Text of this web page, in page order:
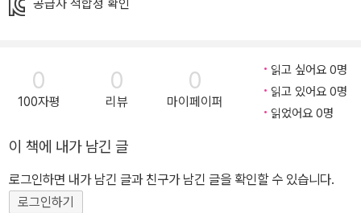
우정이 무엇인지 보여 줍니다. 군더더기 없이 담백한 글과 일러스트
로 책장을 덮은 뒤에도 깊은 여운을 남깁니다. 꽃집 할머니는 소원을
들어준다는 보물 항아리를 찾아 여행을 떠납니다. 친구를 만들어 달
라고 소원을 빌 생각이었지요. 여행을 도와줄 로봇도 만들어 함께합
니다. 둘은 험난한 모험을 거치며 소중한 추억을 공유합니다. 하지만
시간이 흘러 로봇은 홀로 남습니다. 로봇은 할머니 대신 보물 항아리
를 찾을 수 있을까요? 할머니의 마지막 소원은 이뤄질까요? 2. 마음
공급자 적합성 확인
0
100자평
0
리뷰
0
마이페이퍼
읽고 싶어요 0명
읽고 있어요 0명
읽었어요 0명
이 책에 내가 남긴 글
로그인하면 내가 남긴 글과 친구가 남긴 글을 확인할 수 있습니다.
로그인하기